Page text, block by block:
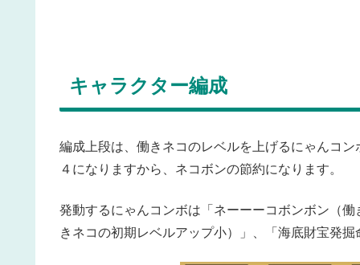
キャラクター編成
編成上段は、働きネコのレベルを上げるにゃんコ
４になりますから、ネコボンの節約になります。
発動するにゃんコンボは「ネーーーコボンボン（
きネコの初期レベルアップ小）」、「海底財宝発